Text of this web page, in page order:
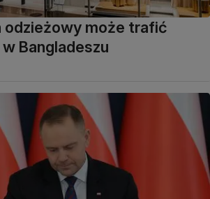
odzieżowy może trafić
Bangladeszu